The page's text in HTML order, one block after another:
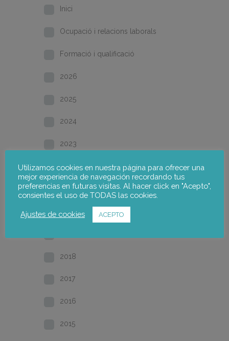
Inici
Ocupació i relacions laborals
Formació i qualificació
2026
2025
2024
2023
2022
2021
2020
2018
2017
2016
2015
Utilizamos cookies en nuestra página para ofrecer una
mejor experiencia de navegación recordando tus
preferencias en futuras visitas. Al hacer click en "Acepto",
consientes el uso de TODAS las cookies.
Ajustes de cookies ACEPTO